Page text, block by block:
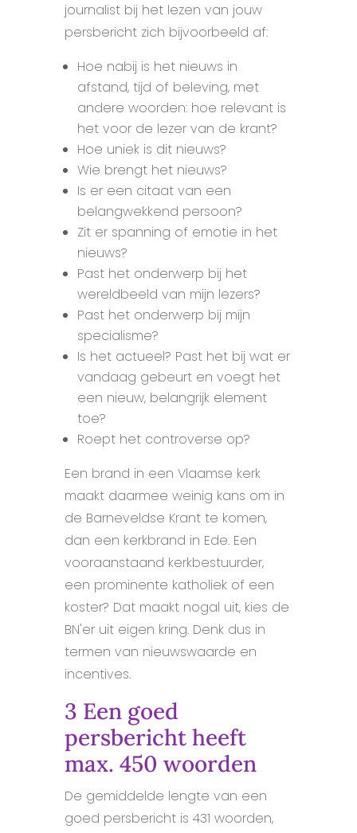
journalist bij het lezen van jouw
persbericht zich bijvoorbeeld af:
Hoe nabij is het nieuws in
afstand, tijd of beleving, met
andere woorden: hoe relevant is
het voor de lezer van de krant?
Hoe uniek is dit nieuws?
Wie brengt het nieuws?
Is er een citaat van een
belangwekkend persoon?
Zit er spanning of emotie in het
nieuws?
Past het onderwerp bij het
wereldbeeld van mijn lezers?
Past het onderwerp bij mijn
specialisme?
Is het actueel? Past het bij wat er
vandaag gebeurt en voegt het
een nieuw, belangrijk element
toe?
Roept het controverse op?
Een brand in een Vlaamse kerk
maakt daarmee weinig kans om in
de Barneveldse Krant te komen,
dan een kerkbrand in Ede. Een
vooraanstaand kerkbestuurder,
een prominente katholiek of een
koster? Dat maakt nogal uit, kies de
BN'er uit eigen kring. Denk dus in
termen van nieuwswaarde en
incentives.
3 Een goed
persbericht heeft
max. 450 woorden
De gemiddelde lengte van een
goed persbericht is 431 woorden,